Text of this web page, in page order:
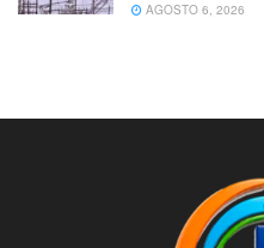
AGOSTO 6, 2026